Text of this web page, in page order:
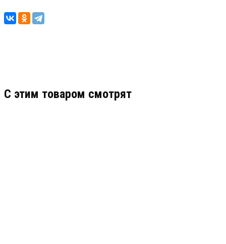
C этим товаром смотрят